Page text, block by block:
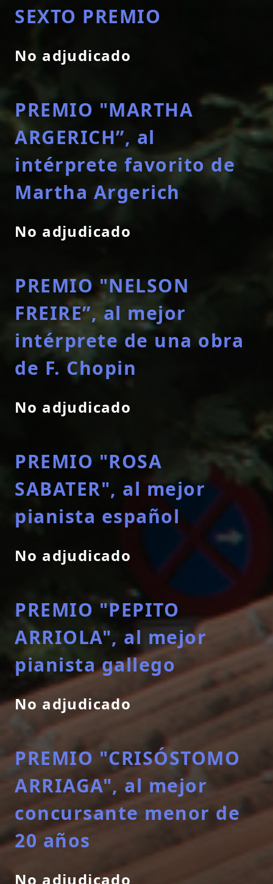
SEXTO PREMIO
No adjudicado
PREMIO "MARTHA
ARGERICH”, al
intérprete favorito de
Martha Argerich
No adjudicado
PREMIO "NELSON
FREIRE”, al mejor
intérprete de una obra
de F. Chopin
No adjudicado
PREMIO "ROSA
SABATER", al mejor
pianista español
No adjudicado
PREMIO "PEPITO
ARRIOLA", al mejor
pianista gallego
No adjudicado
PREMIO "CRISÓSTOMO
ARRIAGA", al mejor
concursante menor de
20 años
No adjudicado